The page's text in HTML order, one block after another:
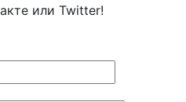
или Twitter!